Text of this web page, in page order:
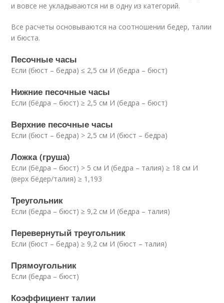
и вовсе не укладываются ни в одну из категорий.
Все расчеты основываются на соотношении бедер, талии
и бюста.
Песочные часы
Если (бюст – бедра) ≤ 2,5 см И (бедра – бюст)
Нижние песочные часы
Если (бёдра – бюст) ≥ 2,5 см И (бедра – бюст)
Верхние песочные часы
Если (бюст – бедра) > 2,5 см И (бюст – бедра)
Ложка (груша)
Если (бёдра – бюст) > 5 см И (бедра – талия) ≥ 18 см И
(верх бёдер/талия) ≥ 1,193
Треугольник
Если (бедра – бюст) ≥ 9,2 см И (бедра – талия)
Перевернутый треугольник
Если (бюст – бедра) ≥ 9,2 см И (бюст – талия)
Прямоугольник
Если (бедра – бюст)
Коэффициент талии